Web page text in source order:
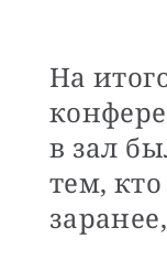
На
в зал
тем,
заранее,